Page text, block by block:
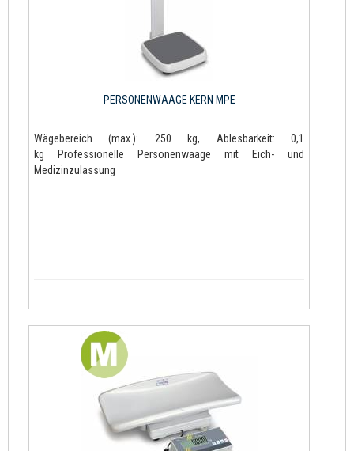
PERSONENWAAGE KERN MPE
Wägebereich (max.): 250 kg, Ablesbarkeit: 0,1
kg Professionelle Personenwaage mit Eich- und
Medizinzulassung